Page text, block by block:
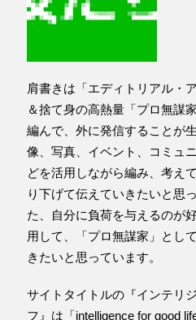
肩書きは「エディトリアル・
＆捨て身の高熱量「プロ無謀
編んで、外に発信することが
像、写真、イベント、コミュ
どを活用しながら編み、考え
り下げて伝えていきたいと思
た、自分に負荷を与えるのが
用して、「プロ無謀家」とし
きたいと思っています。
サイトタイトルの『インテリ
フ』は「intelligence for good